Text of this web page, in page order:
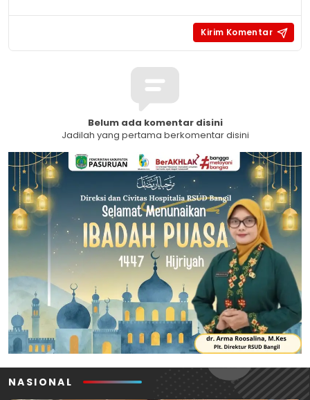
Belum ada komentar disini
Jadilah yang pertama berkomentar disini
NASIONAL